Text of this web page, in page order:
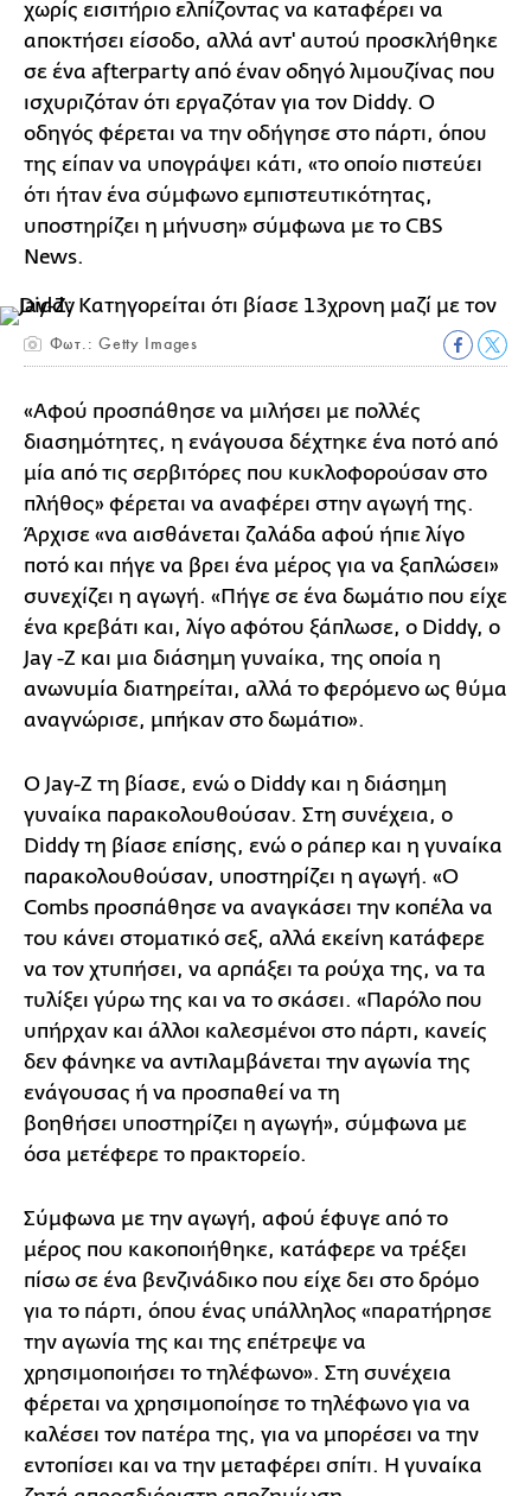
χωρίς εισιτήριο ελπίζοντας να καταφέρει να
αποκτήσει είσοδο, αλλά αντ' αυτού προσκλήθηκε
σε ένα afterparty από έναν οδηγό λιμουζίνας που
ισχυριζόταν ότι εργαζόταν για τον Diddy. Ο
οδηγός φέρεται να την οδήγησε στο πάρτι, όπου
της είπαν να υπογράψει κάτι, «το οποίο πιστεύει
ότι ήταν ένα σύμφωνο εμπιστευτικότητας,
υποστηρίζει η μήνυση» σύμφωνα με το CBS
News.
Φωτ.: Getty Images
«Αφού προσπάθησε να μιλήσει με πολλές
διασημότητες, η ενάγουσα δέχτηκε ένα ποτό από
μία από τις σερβιτόρες που κυκλοφορούσαν στο
πλήθος» φέρεται να αναφέρει στην αγωγή της.
Άρχισε «να αισθάνεται ζαλάδα αφού ήπιε λίγο
ποτό και πήγε να βρει ένα μέρος για να ξαπλώσει»
συνεχίζει η αγωγή. «Πήγε σε ένα δωμάτιο που είχε
ένα κρεβάτι και, λίγο αφότου ξάπλωσε, ο Diddy, ο
Jay -Z και μια διάσημη γυναίκα, της οποία η
ανωνυμία διατηρείται, αλλά το φερόμενο ως θύμα
αναγνώρισε, μπήκαν στο δωμάτιο».
Ο Jay-Z τη βίασε, ενώ ο Diddy και η διάσημη
γυναίκα παρακολουθούσαν. Στη συνέχεια, ο
Diddy τη βίασε επίσης, ενώ ο ράπερ και η γυναίκα
παρακολουθούσαν, υποστηρίζει η αγωγή. «Ο
Combs προσπάθησε να αναγκάσει την κοπέλα να
του κάνει στοματικό σεξ, αλλά εκείνη κατάφερε
να τον χτυπήσει, να αρπάξει τα ρούχα της, να τα
τυλίξει γύρω της και να το σκάσει. «Παρόλο που
υπήρχαν και άλλοι καλεσμένοι στο πάρτι, κανείς
δεν φάνηκε να αντιλαμβάνεται την αγωνία της
ενάγουσας ή να προσπαθεί να τη
βοηθήσει υποστηρίζει η αγωγή», σύμφωνα με
όσα μετέφερε το πρακτορείο.
Σύμφωνα με την αγωγή, αφού έφυγε από το
μέρος που κακοποιήθηκε, κατάφερε να τρέξει
πίσω σε ένα βενζινάδικο που είχε δει στο δρόμο
για το πάρτι, όπου ένας υπάλληλος «παρατήρησε
την αγωνία της και της επέτρεψε να
χρησιμοποιήσει το τηλέφωνο». Στη συνέχεια
φέρεται να χρησιμοποίησε το τηλέφωνο για να
καλέσει τον πατέρα της, για να μπορέσει να την
εντοπίσει και να την μεταφέρει σπίτι. Η γυναίκα